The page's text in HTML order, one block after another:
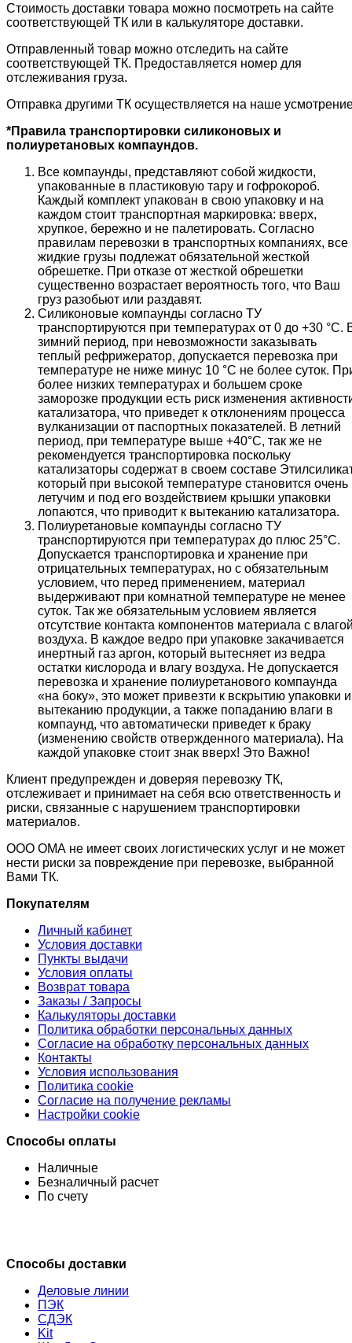
Стоимость доставки товара можно посмотреть на сайте
соответствующей ТК или в калькуляторе доставки.
Отправленный товар можно отследить на сайте
соответствующей ТК. Предоставляется номер для
отслеживания груза.
Отправка другими ТК осуществляется на наше
*Правила транспортировки силиконовых и
полиуретановых компаундов.
Все компаунды, представляют собой жидкости,
упакованные в пластиковую тару и гофрокороб.
Каждый комплект упакован в свою упаковку и на
каждом стоит транспортная маркировка: вверх,
хрупкое, бережно и не палетировать. Согласно
правилам перевозки в транспортных компаниях, все
жидкие грузы подлежат обязательной жесткой
обрешетке. При отказе от жесткой обрешетки
существенно возрастает вероятность того, что Ваш
груз разобьют или раздавят.
Силиконовые компаунды согласно ТУ
транспортируются при температурах от 0 до +30 °С.
зимний период, при невозможности заказывать
теплый рефрижератор, допускается перевозка при
температуре не ниже минус 10 °С не более суток.
более низких температурах и большем сроке
заморозке продукции есть риск изменения
катализатора, что приведет к отклонениям процесса
вулканизации от паспортных показателей. В летний
период, при температуре выше +40°С, так же не
рекомендуется транспортировка поскольку
катализаторы содержат в своем составе
который при высокой температуре становится очень
летучим и под его воздействием крышки упаковки
лопаются, что приводит к вытеканию катализатора.
Полиуретановые компаунды согласно ТУ
транспортируются при температурах до плюс 25°С.
Допускается транспортировка и хранение при
отрицательных температурах, но с обязательным
условием, что перед применением, материал
выдерживают при комнатной температуре не менее
суток. Так же обязательным условием является
отсутствие контакта компонентов материала с
воздуха. В каждое ведро при упаковке закачивается
инертный газ аргон, который вытесняет из ведра
остатки кислорода и влагу воздуха. Не допускается
перевозка и хранение полиуретанового компаунда
«на боку», это может привезти к вскрытию упаковки и
вытеканию продукции, а также попаданию влаги в
компаунд, что автоматически приведет к браку
(изменению свойств отвержденного материала). На
каждой упаковке стоит знак вверх! Это Важно!
Клиент предупрежден и доверяя перевозку ТК,
отслеживает и принимает на себя всю ответственность и
риски, связанные с нарушением транспортировки
материалов.
ООО ОМА не имеет своих логистических услуг и не может
нести риски за повреждение при перевозке, выбранной
Вами ТК.
Покупателям
Личный кабинет
Условия доставки
Пункты выдачи
Условия оплаты
Возврат товара
Заказы / Запросы
Калькуляторы доставки
Политика обработки персональных данных
Согласие на обработку персональных данных
Контакты
Условия использования
Политика cookie
Согласие на получение рекламы
Настройки cookie
Способы оплаты
Наличные
Безналичный расчет
По счету
Способы доставки
Деловые линии
ПЭК
СДЭК
Kit